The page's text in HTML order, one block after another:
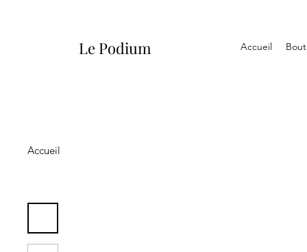
Le Podium Accueil
Accueil